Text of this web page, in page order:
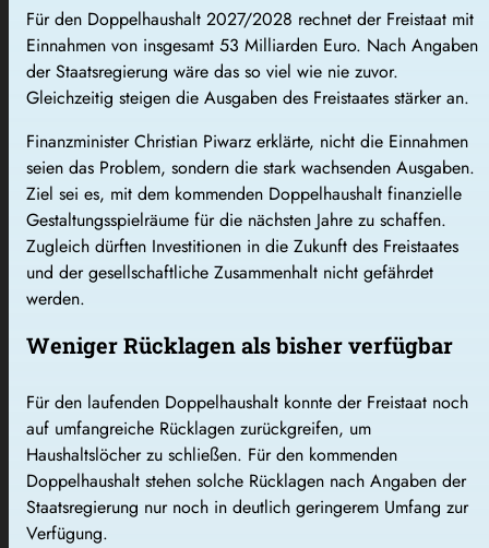
Für den Doppelhaushalt 2027/2028 rechnet der Freistaat mit
Einnahmen von insgesamt 53 Milliarden Euro. Nach Angaben
der Staatsregierung wäre das so viel wie nie zuvor.
Gleichzeitig steigen die Ausgaben des Freistaates stärker an.
Finanzminister Christian Piwarz erklärte, nicht die Einnahmen
seien das Problem, sondern die stark wachsenden Ausgaben.
Ziel sei es, mit dem kommenden Doppelhaushalt finanzielle
Gestaltungsspielräume für die nächsten Jahre zu schaffen.
Zugleich dürften Investitionen in die Zukunft des Freistaates
und der gesellschaftliche Zusammenhalt nicht gefährdet
werden.
Weniger Rücklagen als bisher verfügbar
Für den laufenden Doppelhaushalt konnte der Freistaat noch
auf umfangreiche Rücklagen zurückgreifen, um
Haushaltslöcher zu schließen. Für den kommenden
Doppelhaushalt stehen solche Rücklagen nach Angaben der
Staatsregierung nur noch in deutlich geringerem Umfang zur
Verfügung.